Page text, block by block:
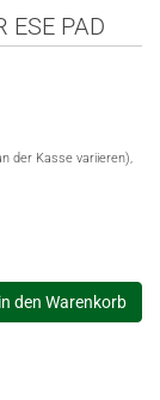
ESE PAD
der Kasse variieren),
in den Warenkorb